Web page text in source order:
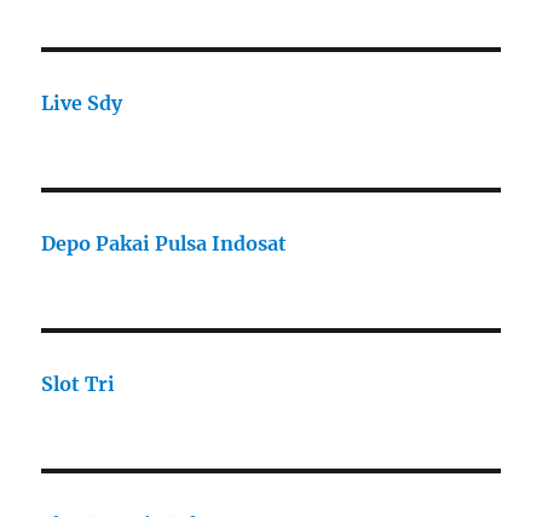
Live Sdy
Depo Pakai Pulsa Indosat
Slot Tri